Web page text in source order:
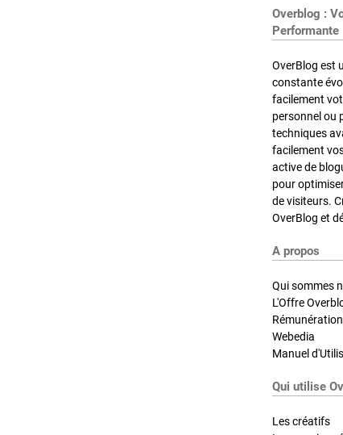
Overblog :
Performante
OverBlog est
constante
facilement
personnel ou
techniques
facilement
active de
pour
de visiteurs.
OverBlog et
A propos
Qui sommes
L'Offre
Webedia
Manuel
Qui utilise
Les créatifs